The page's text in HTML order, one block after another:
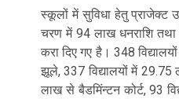
स्कूलों में सुविधा हेतु प्राजेक्ट
चरण में 94 लाख धनराशि तथा
करा दिए गए है। 348
झूले, 337 विद्यालयों में 29.75
लाख से बैडमिंन्टन कोर्ट, 93